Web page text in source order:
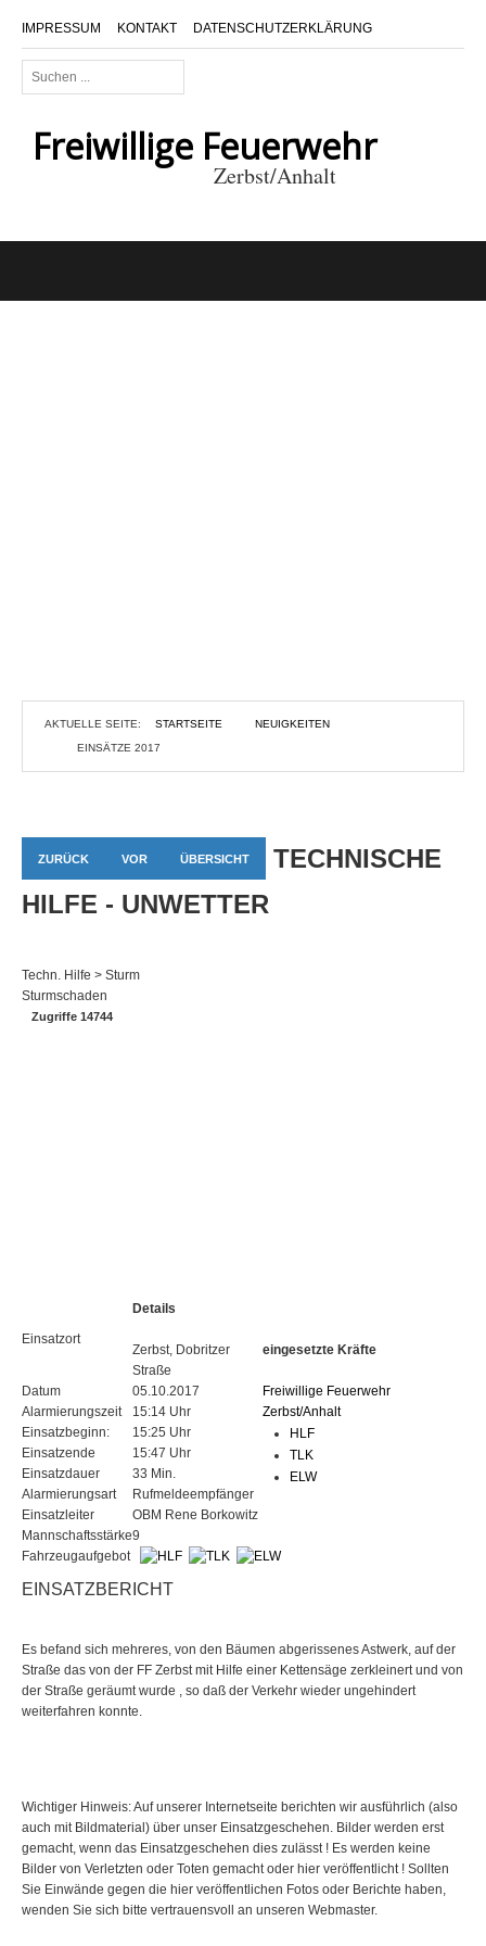
IMPRESSUM KONTAKT DATENSCHUTZERKLÄRUNG
Suchen
...
Freiwillige Feuerwehr
Zerbst/Anhalt
AKTUELLE SEITE: STARTSEITE
NEUIGKEITEN
EINSÄTZE 2017
ZURÜCK VOR ÜBERSICHT
TECHNISCHE
HILFE - UNWETTER
Techn. Hilfe > Sturm
Sturmschaden
Zugriffe 14744
Einsatzort
Details
Zerbst, Dobritzer
Straße
Datum
05.10.2017
Alarmierungszeit
15:14 Uhr
Einsatzbeginn:
15:25 Uhr
Einsatzende
15:47 Uhr
Einsatzdauer
33 Min.
Alarmierungsart
Rufmeldeempfänger
Einsatzleiter
OBM Rene Borkowitz
Mannschaftsstärke9
eingesetzte Kräfte
Freiwillige Feuerwehr
Zerbst/Anhalt
HLF
TLK
ELW
Fahrzeugaufgebot
EINSATZBERICHT
Es befand sich mehreres, von den Bäumen abgerissenes Astwerk, auf der
Straße das von der FF Zerbst mit Hilfe einer Kettensäge zerkleinert und von
der Straße geräumt wurde , so daß der Verkehr wieder ungehindert
weiterfahren konnte.
Wichtiger Hinweis: Auf unserer Internetseite berichten wir ausführlich (also
auch mit Bildmaterial) über unser Einsatzgeschehen. Bilder werden erst
gemacht, wenn das Einsatzgeschehen dies zulässt ! Es werden keine
Bilder von Verletzten oder Toten gemacht oder hier veröffentlicht ! Sollten
Sie Einwände gegen die hier veröffentlichen Fotos oder Berichte haben,
wenden Sie sich bitte vertrauensvoll an unseren Webmaster.